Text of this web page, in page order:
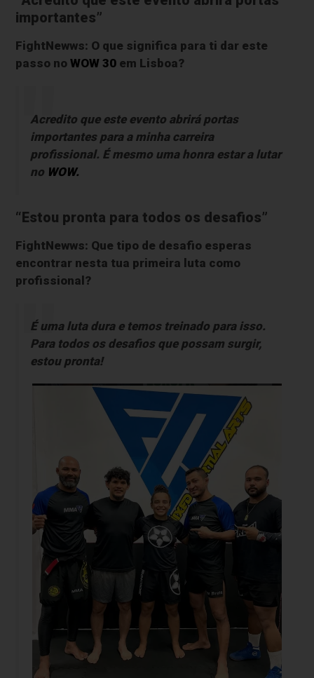
importantes”
FightNewws: O que significa para ti dar este
passo noWOW 30 em Lisboa?
Acredito que este evento abrirá portas
importantes para a minha carreira
profissional. É mesmo uma honra estar a lutar
no WOW.
“Estou pronta para todos os desafios”
FightNewws: Que tipo de desafio esperas
encontrar nesta tua primeira luta como
profissional?
É uma luta dura e temos treinado para isso.
Para todos os desafios que possam surgir,
estou pronta!